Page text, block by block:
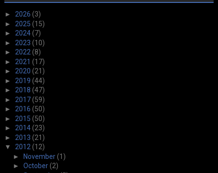
► 2026 (3)
► 2025 (15)
► 2024(7)
► 2023 (10)
► 2022 (8)
► 2021 (17)
► 2020 (21)
► 2019 (44)
► 2018 (47)
► 2017(59)
► 2016 (50)
► 2015 (50)
► 2014(23)
► 2013 (21)
▼ 2012 (12)
► November(1)
► October(2)